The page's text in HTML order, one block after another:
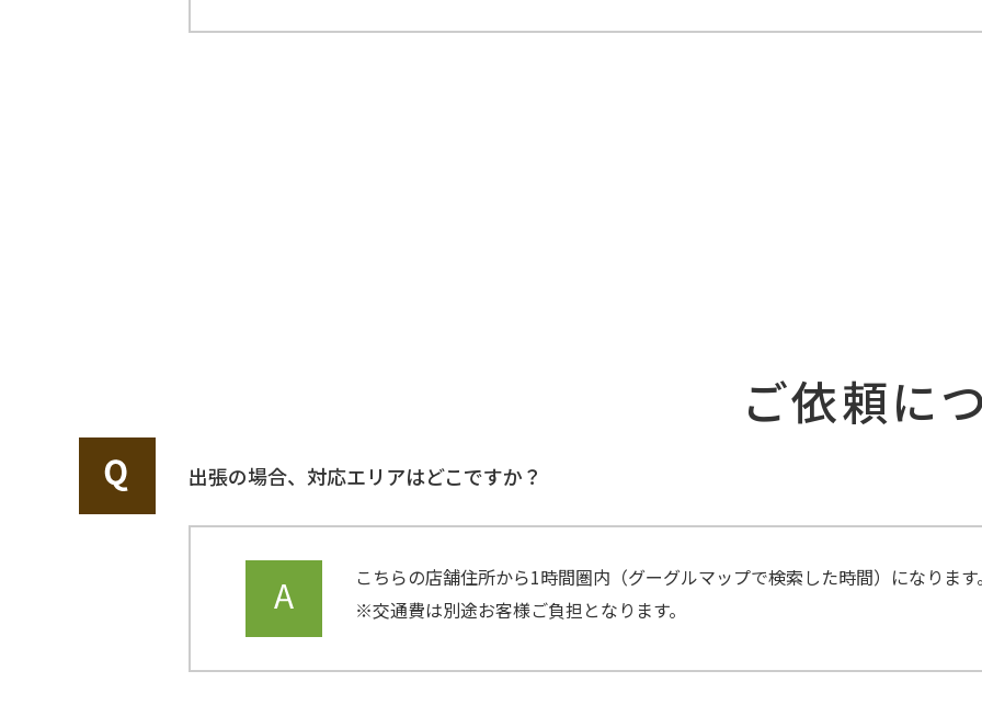
ご依頼につい
出張の場合、対応エリアはどこですか？
こちらの店舗住所から1時間圏内（グーグルマップで検索した時間）になります
※交通費は別途お客様ご負担となります。